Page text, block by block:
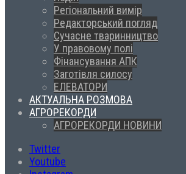
Регіональний вимір
Редакторський погляд
Сучасне тваринництво
У правовому полі
Фінансування АПК
Заготівля силосу
ЕЛЕВАТОРИ
АКТУАЛЬНА РОЗМОВА
АГРОРЕКОРДИ
АГРОРЕКОРДИ НОВИНИ
Twitter
Youtube